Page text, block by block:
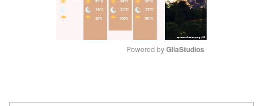
Powered by GliaStudios